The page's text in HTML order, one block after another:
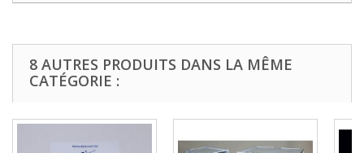
8 AUTRES PRODUITS DANS LA MÊME
CATÉGORIE :